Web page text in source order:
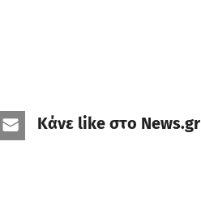
Κάνε like στο News.gr